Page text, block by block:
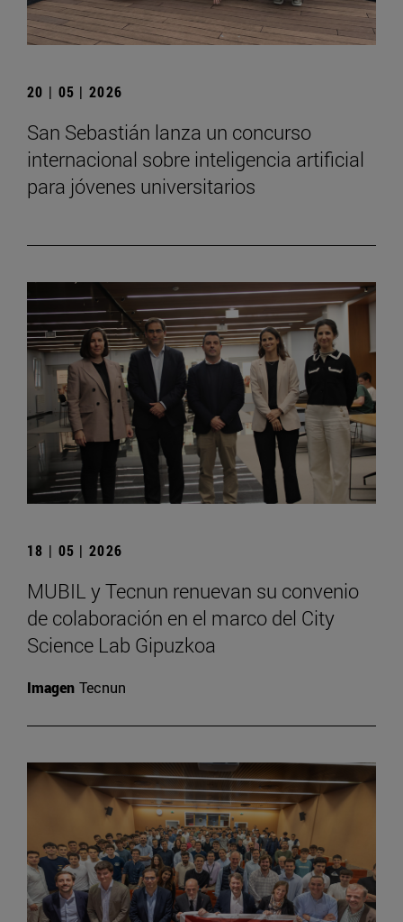
20 | 05 | 2026
San Sebastián lanza un concurso
internacional sobre inteligencia artificial
para jóvenes universitarios
18 | 05 | 2026
MUBIL y Tecnun renuevan su convenio
de colaboración en el marco del City
Science Lab Gipuzkoa
Imagen Tecnun